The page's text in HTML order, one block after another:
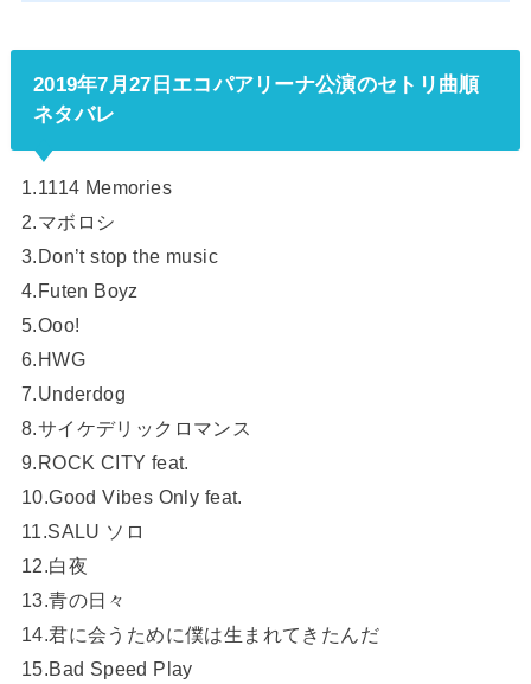
2019年7月27日エコパアリーナ公演のセトリ曲順
ネタバレ
1.1114 Memories
2.マボロシ
3.Don’t stop the music
4.Futen Boyz
5.Ooo!
6.HWG
7.Underdog
8.サイケデリックロマンス
9.ROCK CITY feat.
10.Good Vibes Only feat.
11.SALU ソロ
12.白夜
13.青の日々
14.君に会うために僕は生まれてきたんだ
15.Bad Speed Play